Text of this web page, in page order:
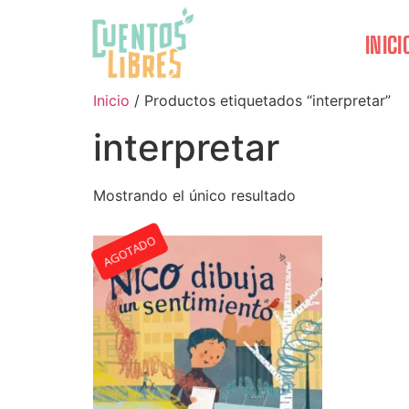
Inicio / Productos etiquetados “interpretar”
interpretar
Mostrando el único resultado
AGOTADO